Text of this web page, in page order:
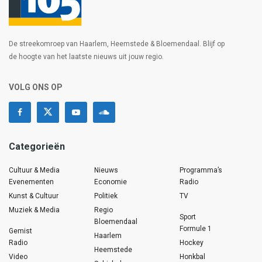
De streekomroep van Haarlem, Heemstede & Bloemendaal. Blijf op
de hoogte van het laatste nieuws uit jouw regio.
VOLG ONS OP
Categorieën
Cultuur & Media
Evenementen
Kunst & Cultuur
Muziek & Media
Gemist
Radio
Video
Nieuws
Economie
Politiek
Regio
Bloemendaal
Haarlem
Heemstede
Programma’s
Radio
TV
Sport
Formule 1
Hockey
Honkbal